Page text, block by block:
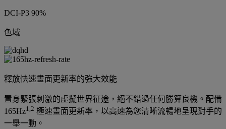
DCI-P3 90%
色域
釋放快速畫面更新率的強大效能
置身緊張刺激的虛擬世界征途，絕不錯過任何勝算良機。配備
165Hz1,2 極速畫面更新率，以高速為您清晰流暢地呈現對手的
一舉一動。